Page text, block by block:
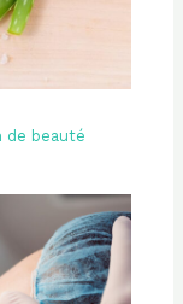
de beauté